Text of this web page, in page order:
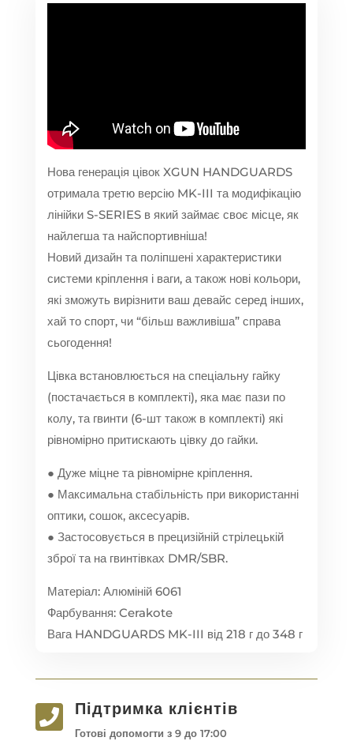
Нова генерація цівок XGUN HANDGUARDS
отримала третю версію MK-III та модифікацію
лінійки S-SERIES в який займає своє місце, як
найлегша та найспортивніша!
Новий дизайн та поліпшені характеристики
системи кріплення і ваги, а також нові кольори,
які зможуть вирізнити ваш девайс серед інших,
хай то спорт, чи “більш важливіша” справа
сьогодення!
Цівка встановлюється на спеціальну гайку
(постачається в комплекті), яка має пази по
колу, та гвинти (6-шт також в комплекті) які
рівномірно притискають цівку до гайки.
● Дуже міцне та рівномірне кріплення.
● Максимальна стабільність при використанні
оптики, сошок, аксесуарів.
● Застосовується в прецизійній стрілецькій
зброї та на гвинтівках DMR/SBR.
Матеріал: Алюміній 6061
Фарбування: Cerakote
Вага HANDGUARDS MK-III від 218 г до 348 г
 Підтримка клієнтів
Готові допомогти з 9 до 17:00